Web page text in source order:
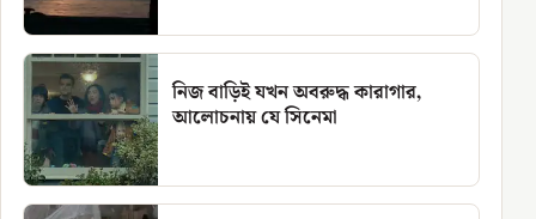
নিজ বাড়িই যখন অবরুদ্ধ কারাগার,
আলোচনায় যে সিনেমা